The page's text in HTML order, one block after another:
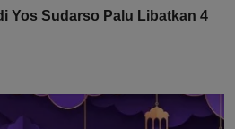
Yos Sudarso Palu Libatkan 4